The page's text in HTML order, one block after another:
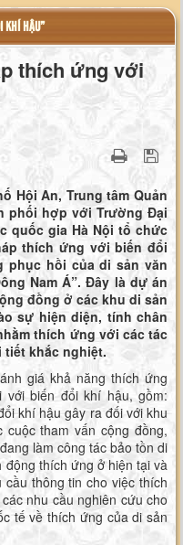
KHÍ HẬU”
thích ứng với
Hội An, Trung tâm Quản
phối hợp với Trường Đại
quốc gia Hà Nội tổ chức
thích ứng với biến đổi
phục hồi của di sản văn
Nam Á”. Đây là dự án
đồng ở các khu di sản
sự hiện diện, tính chân
thích ứng với các tác
khắc nghiệt.
giá khả năng thích ứng
biến đổi khí hậu, gồm:
khí hậu gây ra đối với khu
tham vấn cộng đồng,
làm công tác bảo tồn di
thích ứng ở hiện tại và
thông tin cho việc thích
nhu cầu nghiên cứu cho
tế về thích ứng của di sản